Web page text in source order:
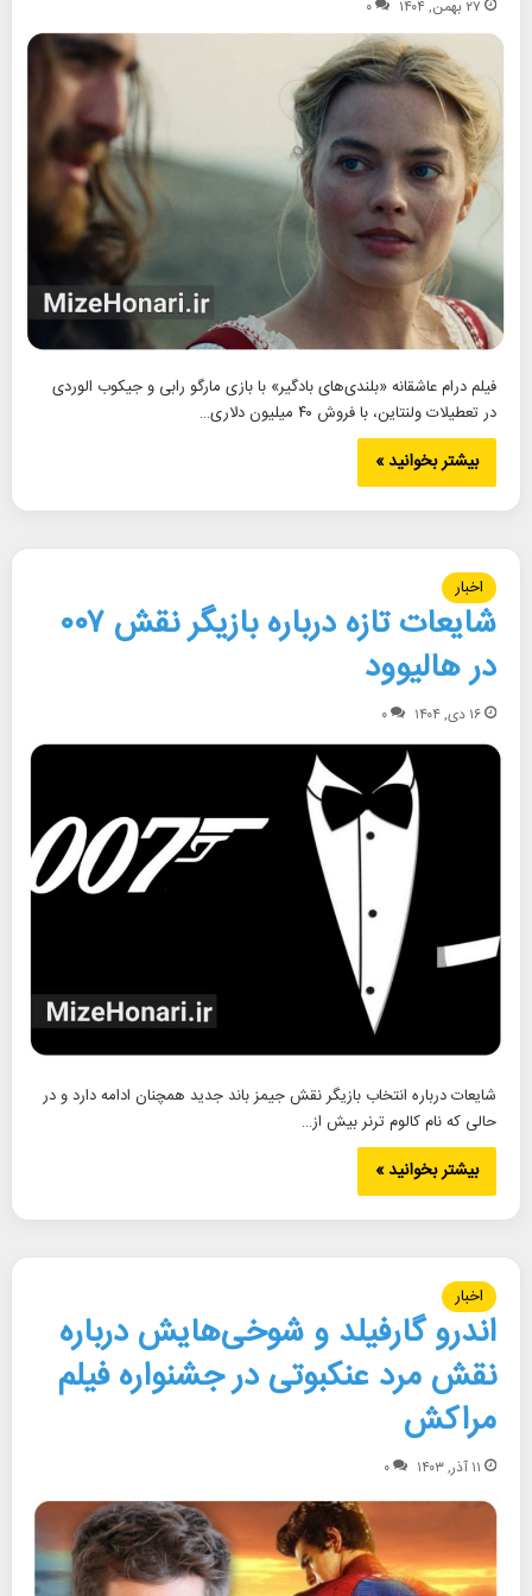
۲۷ بهمن, ۱۴۰۴ ۰
فیلم درام عاشقانه «بلندی‌های بادگیر» با بازی مارگو رابی و جیکوب الوردی
در تعطیلات ولنتاین، با فروش ۴۰ میلیون دلاری…
بیشتر بخوانید »
اخبار
شایعات تازه درباره بازیگر نقش ۰۰۷
در هالیوود
۱۶ دی, ۱۴۰۴ ۰
شایعات درباره انتخاب بازیگر نقش جیمز باند جدید همچنان ادامه دارد و در
حالی که نام کالوم ترنر بیش از…
بیشتر بخوانید »
اخبار
اندرو گارفیلد و شوخی‌هایش درباره
نقش مرد عنکبوتی در جشنواره فیلم
مراکش
۱۱ آذر, ۱۴۰۳ ۰